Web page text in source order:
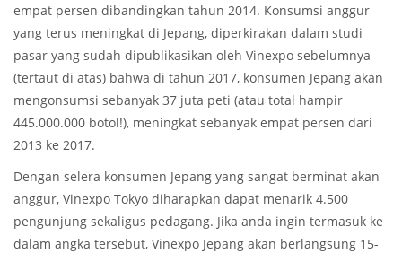
empat persen dibandingkan tahun 2014. Konsumsi anggur
yang terus meningkat di Jepang, diperkirakan dalam studi
pasar yang sudah dipublikasikan oleh Vinexpo sebelumnya
(tertaut di atas) bahwa di tahun 2017, konsumen Jepang akan
mengonsumsi sebanyak 37 juta peti (atau total hampir
445.000.000 botol!), meningkat sebanyak empat persen dari
2013 ke 2017.
Dengan selera konsumen Jepang yang sangat berminat akan
anggur, Vinexpo Tokyo diharapkan dapat menarik 4.500
pengunjung sekaligus pedagang. Jika anda ingin termasuk ke
dalam angka tersebut, Vinexpo Jepang akan berlangsung 15-